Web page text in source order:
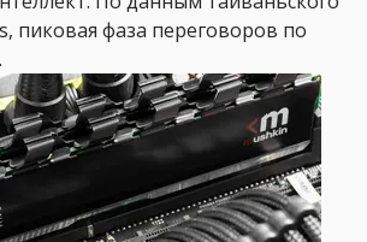
пиковая фаза переговоров по